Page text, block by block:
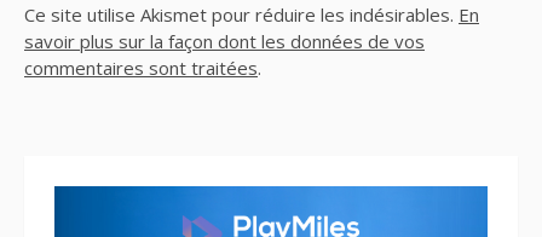
Ce site utilise Akismet pour réduire les indésirables. En
savoir plus sur la façon dont les données de vos
commentaires sont traitées.